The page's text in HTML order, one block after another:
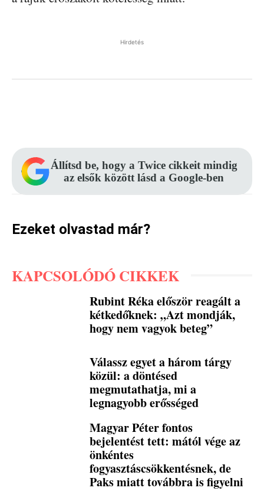
Hirdetés
Állítsd be, hogy a Twice cikkeit mindig
az elsők között lásd a Google-ben
Ezeket olvastad már?
KAPCSOLÓDÓ CIKKEK
Rubint Réka először reagált a
kétkedőknek: „Azt mondják,
hogy nem vagyok beteg”
Válassz egyet a három tárgy
közül: a döntésed
megmutathatja, mi a
legnagyobb erősséged
Magyar Péter fontos
bejelentést tett: mától vége az
önkéntes
fogyasztáscsökkentésnek, de
Paks miatt továbbra is figyelni